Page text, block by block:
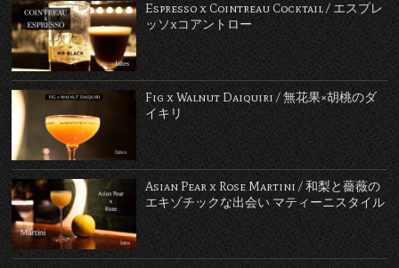
Espresso x Cointreau Cocktail / エスプレ
ッソxコアントロー
Fig x Walnut Daiquiri / 無花果×胡桃のダ
イキリ
Asian Pear x Rose Martini / 和梨と薔薇の
エキゾチックな出会い マティーニスタイル